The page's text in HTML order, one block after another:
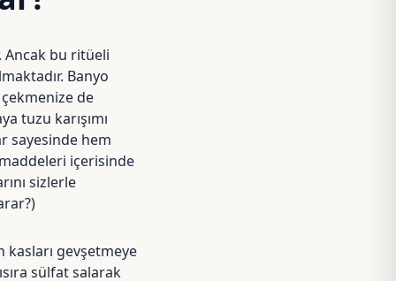
Ancak bu ritüeli
Banyo
de
tuzu karışımı
sayesinde hem
içerisinde
sizlerle
kasları gevşetmeye
sülfat salarak